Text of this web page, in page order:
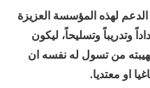
الدعم لهذه المؤسسة العزيزة
وتدريباً وتسليحاً، ليكون
من تسول له نفسه ان
او معتديا.